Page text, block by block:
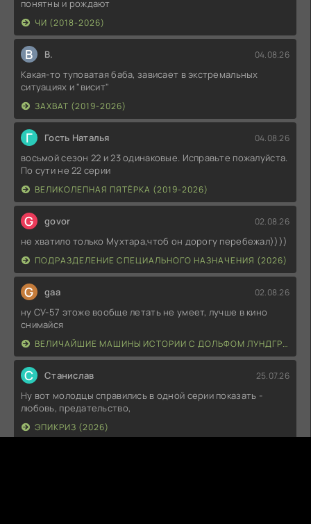
понятны и рождают
ЧИ (2018-2026)
В В. 04.08.26
Какая-то туповатая баба, зависает в экстремальных
ситуациях и "висит"
ЗАХВАТ (2019-2026)
Г Гость Наталья 04.08.26
восьмой сезон 22 и 23 одинаковые. Исправьте пожалуйста.
По сути не 22 серии
ВЕЛИКОЛЕПНАЯ ПЯТЁРКА (2019-2026)
G govor 02.08.26
не хватило только Мухтара,чтоб он дорогу перебежал))))
ПОДРАЗДЕЛЕНИЕ СПЕЦИАЛЬНОГО НАЗНАЧЕНИЯ (2026)
G gaa 02.08.26
ну СУ-57 этоже вообще летать не умеет, лучше в кино
снимайся
ВЕЛИЧАЙШИЕ МАШИНЫ ИСТОРИИ С ДОЛЬФОМ ЛУНДГРЕНОМ (2026)
С Станислав 25.07.26
Ну вот молодцы справились в одной серии показать -
любовь, предательство,
ЭПИКРИЗ (2026)